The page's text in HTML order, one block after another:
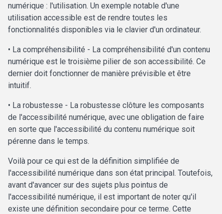
numérique : l'utilisation. Un exemple notable d'une
utilisation accessible est de rendre toutes les
fonctionnalités disponibles via le clavier d'un ordinateur.
• La compréhensibilité - La compréhensibilité d'un contenu
numérique est le troisième pilier de son accessibilité. Ce
dernier doit fonctionner de manière prévisible et être
intuitif.
• La robustesse - La robustesse clôture les composants
de l'accessibilité numérique, avec une obligation de faire
en sorte que l'accessibilité du contenu numérique soit
pérenne dans le temps.
Voilà pour ce qui est de la définition simplifiée de
l'accessibilité numérique dans son état principal. Toutefois,
avant d'avancer sur des sujets plus pointus de
l'accessibilité numérique, il est important de noter qu'il
existe une définition secondaire pour ce terme. Cette